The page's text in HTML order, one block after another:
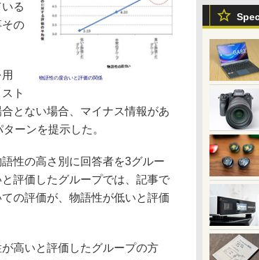
物語性の度合いと評価の関係
る
の
ト
とない場合、マイナス情報があ
ーンを提示した。
性の高さ別に回答者を3グルー
評価したグループでは、記事で
の評価が、物語性が低いと評価
高いと評価したグループの方